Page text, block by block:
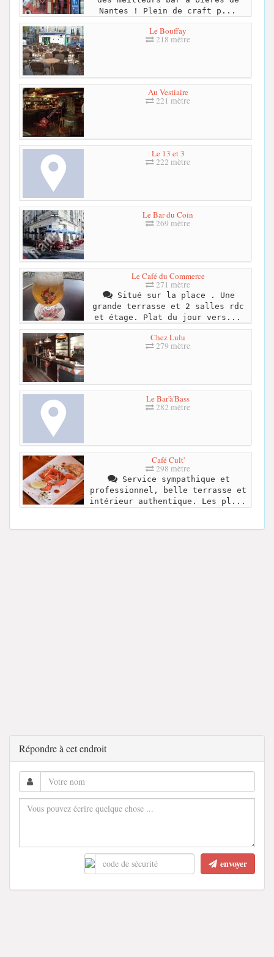
Nantes ! Plein de craft p...
Le Bouffay
218 mètre
Au Vestiaire
221 mètre
Le 13 et 3
222 mètre
Le Bar du Coin
269 mètre
Le Café du Commerce
271 mètre
Situé sur la place . Une
grande terrasse et 2 salles rdc
et étage. Plat du jour vers...
Chez Lulu
279 mètre
Le Bar'à'Bass
282 mètre
Café Cult'
298 mètre
Service sympathique et
professionnel, belle terrasse et
intérieur authentique. Les pl...
Répondre à cet endroit
envoyer